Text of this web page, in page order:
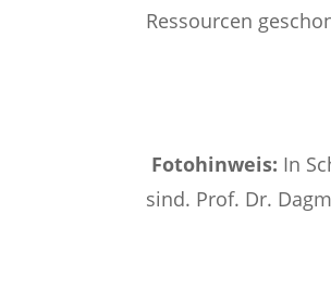
Ressourcen
Fotohinweis: In
sind. Prof. Dr.